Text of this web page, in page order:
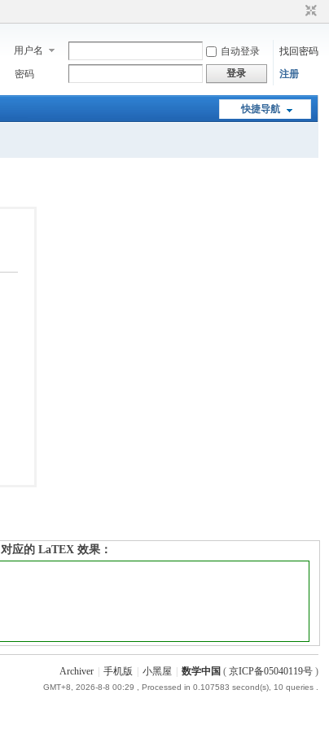
用户名 自动登录
找回密码
密码
登录 注册
快捷导航
对应的 LaTEX 效果：
Archiver 手机版 小黑屋 数学中国 ( 京ICP备05040119号)
GMT+8, 2026-8-8 00:29 , Processed in 0.107583 second(s), 10 queries .